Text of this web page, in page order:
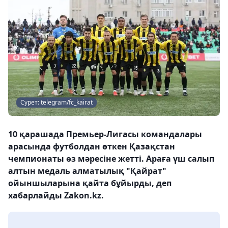
Сурет: telegram/fc_kairat
10 қарашада Премьер-Лигасы командалары
арасында футболдан өткен Қазақстан
чемпионаты өз мәресіне жетті. Араға үш салып
алтын медаль алматылық "Қайрат"
ойыншыларына қайта бұйырды, деп
хабарлайды Zakon.kz.